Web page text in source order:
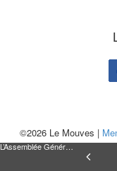
L’Assemblée Générale du Mouves
©2026 Le Mouves |